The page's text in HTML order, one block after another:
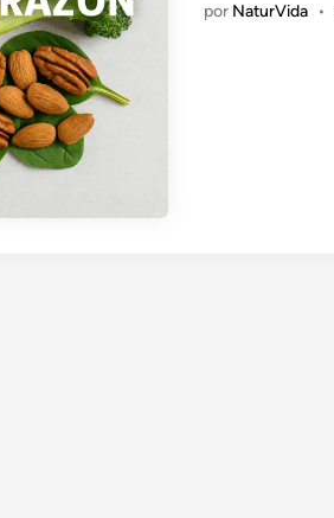
e
por NaturVida •